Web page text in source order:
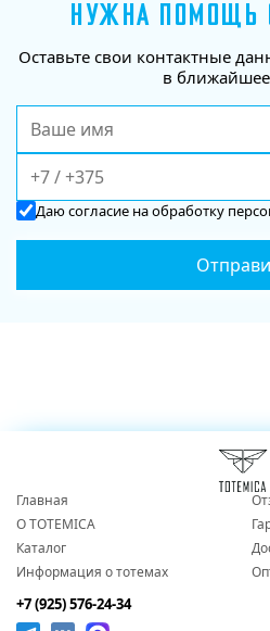
НУЖНА ПОМОЩЬ
Оставьте свои контактные
в
Даюсогласие на обработку
Главная
О TOTEMICA
Каталог
Информация о тотемах
+7 (925) 576-24-34